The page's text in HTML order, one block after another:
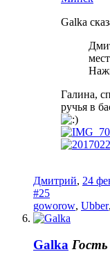
Galka
Галина,
ручья в
Дмитрий, 24
#25
goworow, Ubber,
Galka Гость